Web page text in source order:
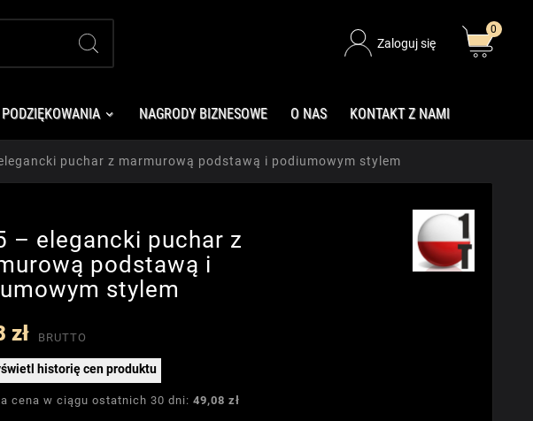
Zaloguj się
0
PODZIĘKOWANIA NAGRODY BIZNESOWE O NAS KONTAKT Z NAMI
puchar z marmurową podstawą i podiumowym stylem
– elegancki puchar z
podstawą i
stylem
zł BRUTTO
historię cen produktu
cena w ciągu ostatnich 30 dni: 49,08 zł